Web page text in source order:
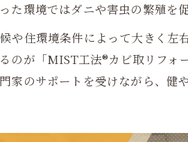
環境ではダニや害虫の繁殖を
や住環境条件によって大きく
のが「MIST工法®カビ取リフ
家のサポートを受けながら、健